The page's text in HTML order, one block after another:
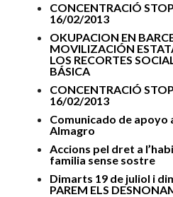
CONCENTRACIÓ
16/02/2013
OKUPACION EN
MOVILIZACIÓN
LOS RECORTES
BÁSICA
CONCENTRACIÓ
16/02/2013
Comunicado de apoyo
Almagro
Accions pel dret a
familia sense sostre
Dimarts 19 de juliol i
PAREM ELS